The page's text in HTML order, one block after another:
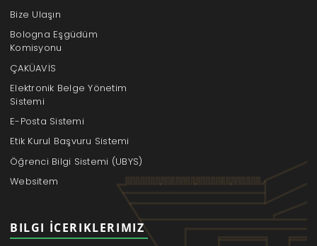
Bize Ulaşın
Bologna Eşgüdüm
Komisyonu
ÇAKÜAVİS
Elektronik Belge Yönetim
Sistemi
E-Posta Sistemi
Etik Kurul Başvuru Sistemi
Öğrenci Bilgi Sistemi (UBYS)
Websitem
BILGI İCERIKLERIMIZ